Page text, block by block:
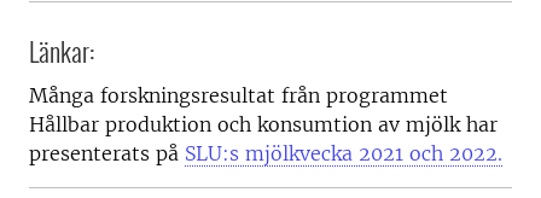
Länkar:
Många forskningsresultat från programmet
Hållbar produktion och konsumtion av mjölk har
presenterats på SLU:s mjölkvecka 2021 och 2022.